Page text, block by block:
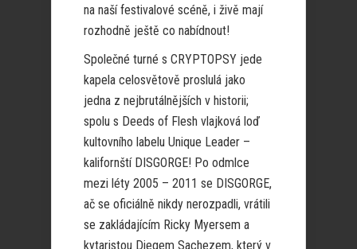
na naší festivalové scéně, i živě mají
rozhodně ještě co nabídnout!
Společné turné s CRYPTOPSY jede
kapela celosvětově proslulá jako
jedna z nejbrutálnějších v historii;
spolu s Deeds of Flesh vlajková loď
kultovního labelu Unique Leader –
kalifornští DISGORGE! Po odmlce
mezi léty 2005 – 2011 se DISGORGE,
ač se oficiálně nikdy nerozpadli, vrátili
se zakládajícím Ricky Myersem a
kytaristou Diegem Sachezem, který v